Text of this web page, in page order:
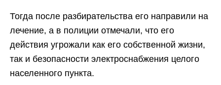
Тогда после разбирательства его направили на
лечение, а в полиции отмечали, что его
действия угрожали как его собственной жизни,
так и безопасности электроснабжения целого
населенного пункта.